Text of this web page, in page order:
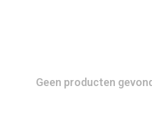
Geen producten